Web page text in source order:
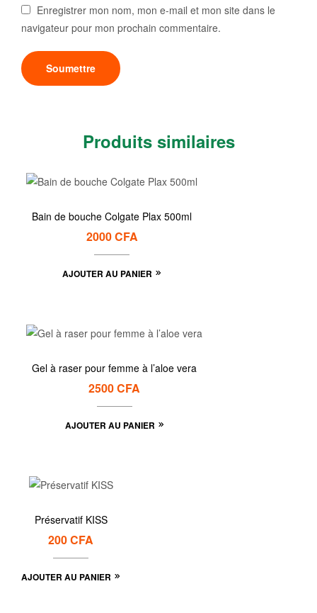
Enregistrer mon nom, mon e-mail et mon site dans le
navigateur pour mon prochain commentaire.
Produits similaires
Bain de bouche Colgate Plax 500ml
2000CFA
AJOUTER AU PANIER
Gel à raser pour femme à l’aloe vera
2500CFA
AJOUTER AU PANIER
Préservatif KISS
200CFA
AJOUTER AU PANIER